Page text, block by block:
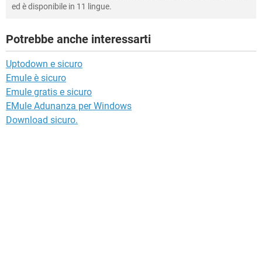
ed è disponibile in 11 lingue.
Potrebbe anche interessarti
Uptodown e sicuro
Emule è sicuro
Emule gratis e sicuro
EMule Adunanza per Windows
Download sicuro.